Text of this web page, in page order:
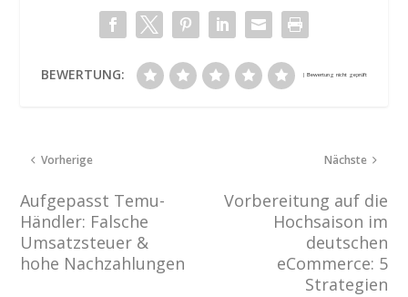
BEWERTUNG:
Vorherige
Aufgepasst Temu-
Händler: Falsche
Umsatzsteuer &
hohe Nachzahlungen
Nächste
Vorbereitung auf die
Hochsaison im
deutschen
eCommerce: 5
Strategien